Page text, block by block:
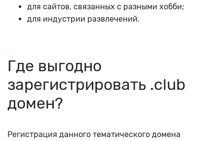
для сайтов, связанных с разными хобби;
для индустрии развлечений.
Где выгодно
зарегистрировать .club
домен?
Регистрация данного тематического домена